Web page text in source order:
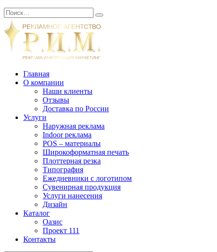
Главная
О компании
Наши клиенты
Отзывы
Доставка по России
Услуги
Наружная реклама
Indoor реклама
POS – материалы
Широкоформатная печать
Плоттерная резка
Типография
Ежедневники с логотипом
Сувенирная продукция
Услуги нанесения
Дизайн
Каталог
Оазис
Проект 111
Контакты